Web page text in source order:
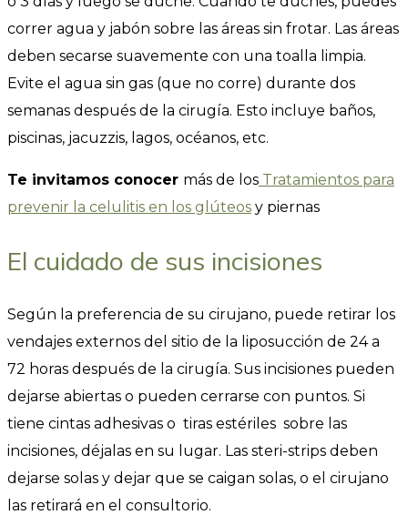
correr agua y jabón sobre las áreas sin frotar. Las áreas
deben secarse suavemente con una toalla limpia.
Evite el agua sin gas (que no corre) durante dos
semanas después de la cirugía. Esto incluye baños,
piscinas, jacuzzis, lagos, océanos, etc.
Te invitamos conocer más de los Tratamientos para
prevenir la celulitis en los glúteos y piernas
El cuidado de sus incisiones
Según la preferencia de su cirujano, puede retirar los
vendajes externos del sitio de la liposucción de 24 a
72 horas después de la cirugía. Sus incisiones pueden
dejarse abiertas o pueden cerrarse con puntos. Si
tiene cintas adhesivas o tiras estériles sobre las
incisiones, déjalas en su lugar. Las steri-strips deben
dejarse solas y dejar que se caigan solas, o el cirujano
las retirará en el consultorio.